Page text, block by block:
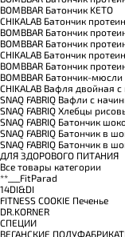
BOMBBAR Батончик KETO
CHIKALAB Батончик
BOMBBAR Батончик
BOMBBAR Батончик
CHIKALAB Батончик
BOMBBAR Батончик
BOMBBAR Батончик-мюсли
CHIKALAB Вафля двойная с
SNAQ FABRIQ Вафли с
SNAQ FABRIQ Хлебцы
SNAQ FABRIQ Батончик
SNAQ FABRIQ Батончик в
SNAQ FABRIQ Батончик в
ДЛЯ ЗДОРОВОГО ПИТАНИЯ
Все товары категории
**___FitParad
14DI&DI
FITNESS COOKIE Печенье
DR.KORNER
СПЕЦИИ
ВЕГАНСКИЕ